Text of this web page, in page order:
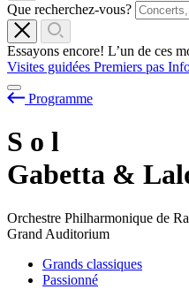
Que recherchez-vous?
Essayons encore! L’un de ces
Visites guidées Premiers pas
Programme
S o l
Gabetta &
Orchestre Philharmonique de
Grand Auditorium
Grands classiques
Passionné